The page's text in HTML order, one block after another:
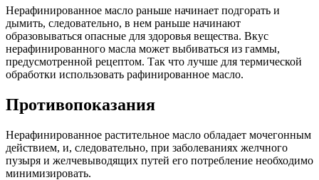
Нерафинированное масло раньше начинает подгорать и
дымить, следовательно, в нем раньше начинают
образовываться опасные для здоровья вещества. Вкус
нерафинированного масла может выбиваться из гаммы,
предусмотренной рецептом. Так что лучше для термической
обработки использовать рафинированное масло.
Противопоказания
Нерафинированное растительное масло обладает мочегонным
действием, и, следовательно, при заболеваниях желчного
пузыря и желчевыводящих путей его потребление необходимо
минимизировать.